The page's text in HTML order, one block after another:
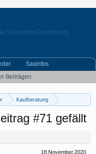
Kaufberatung
#71 gefällt
18.November.2020
Beiträgen
Saxinfos